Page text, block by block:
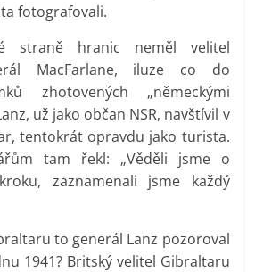
fotografovali.
straně hranic neměl velitel
MacFarlane, iluze co do
zhotovených „německými
už jako občan NSR, navštívil v
tentokrát opravdu jako turista.
tam řekl: „Věděli jsme o
zaznamenali jsme každý
to generál Lanz pozoroval
1941? Britský velitel Gibraltaru